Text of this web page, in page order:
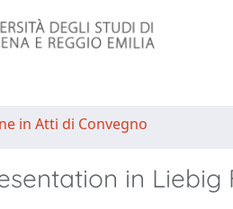
in Atti di Convegno
in Liebig